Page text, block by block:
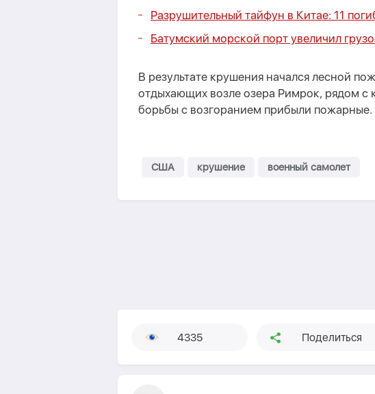
Разрушительный тайфун в Китае: 11
Батумский морской порт увеличил
В результате крушения начался лесной
отдыхающих возле озера Римрок, рядом с
борьбы с возгоранием прибыли пожарные.
США крушение военный самолет
4335 Поделиться